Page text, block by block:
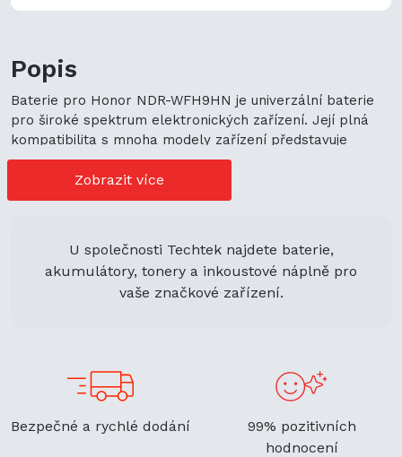
Popis
Baterie pro Honor NDR-WFH9HN je univerzální baterie
pro široké spektrum elektronických zařízení. Její plná
kompatibilita s mnoha modely zařízení představuje
cenově výhodné možnosti nákupu. Její univerzální použití
navíc podporuje ekologickou udržitelnost a zaručuje
flexibilitu.
Zobrazit více
U společnosti Techtek najdete baterie,
akumulátory, tonery a inkoustové náplně pro
vaše značkové zařízení.
Bezpečné a rychlé dodání
99% pozitivních
hodnocení